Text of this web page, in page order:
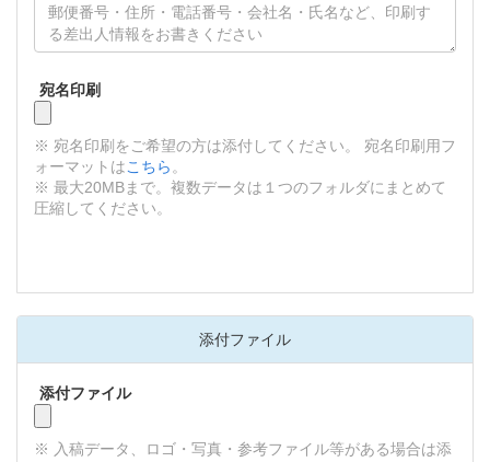
宛名印刷
※ 宛名印刷をご希望の方は添付してください。 宛名印刷用フ
ォーマットはこちら。
※ 最大20MBまで。複数データは１つのフォルダにまとめて
圧縮してください。
添付ファイル
添付ファイル
※ 入稿データ、ロゴ・写真・参考ファイル等がある場合は添